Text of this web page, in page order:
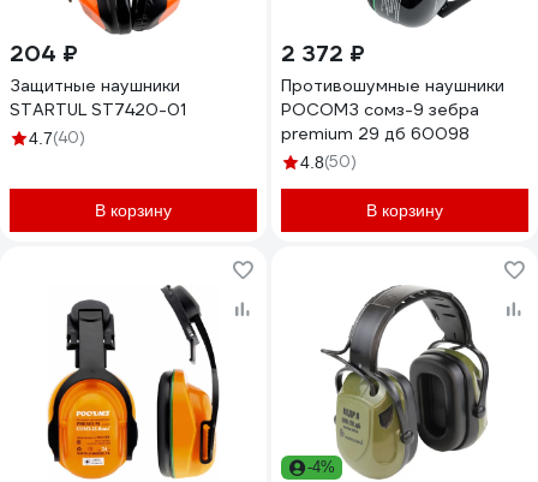
204 ₽
Защитные наушники
STARTUL ST7420-01
4.7(40)
В корзину
2 372 ₽
Противошумные наушники
РОСОМЗ сомз-9 зебра
premium 29 дб 60098
4.8(50)
В корзину
-4%